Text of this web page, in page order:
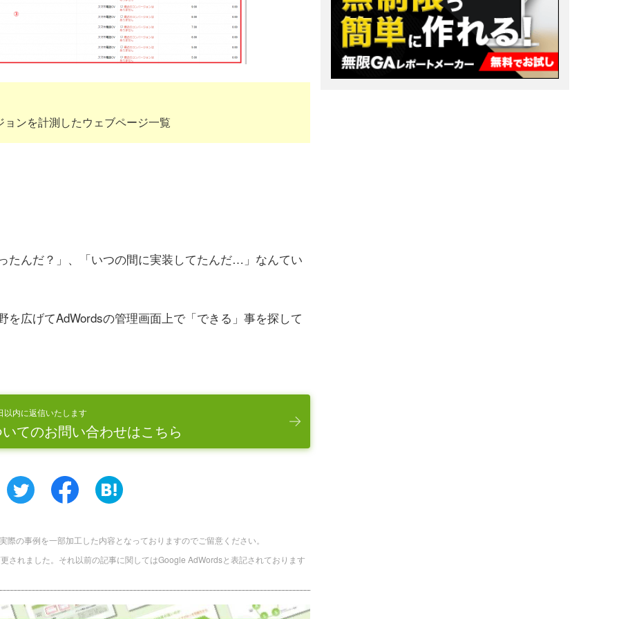
を計測したウェブページ一覧
たんだ？」、「いつの間に実装してたんだ…」なんてい
広げてAdWordsの管理画面上で「できる」事を探して
以内に返信いたします
てのお問い合わせはこちら
の事例を一部加工した内容となっておりますのでご留意ください。
れました。それ以前の記事に関してはGoogle AdWordsと表記されております